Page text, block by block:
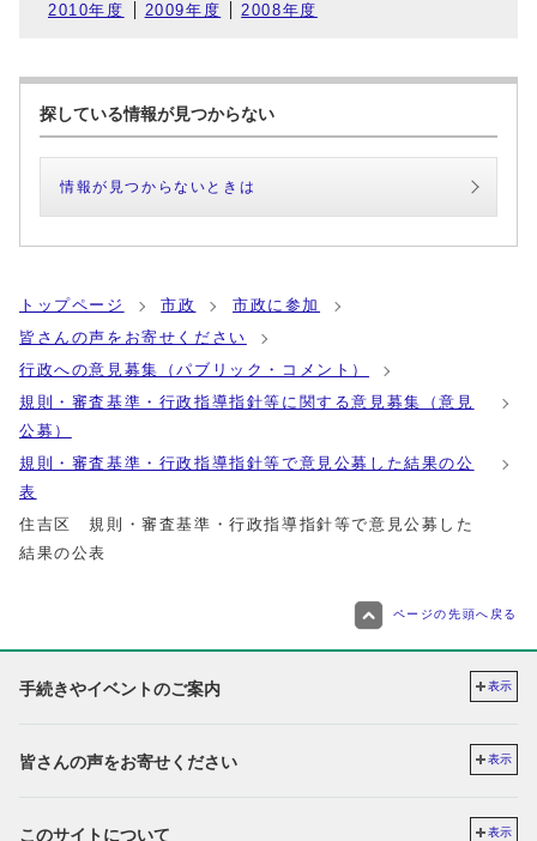
2010年度 2009年度 2008年度
探している情報が見つからない
情報が見つからないときは
トップページ 市政
市政に参加
皆さんの声をお寄せください
行政への意見募集（パブリック・コメント）
規則・審査基準・行政指導指針等に関する意見募集（意見
公募）
規則・審査基準・行政指導指針等で意見公募した結果の公
表
住吉区 規則・審査基準・行政指導指針等で意見公募した
結果の公表
ページの先頭へ戻る
手続きやイベントのご案内 表示
皆さんの声をお寄せください 表示
このサイトについて 表示